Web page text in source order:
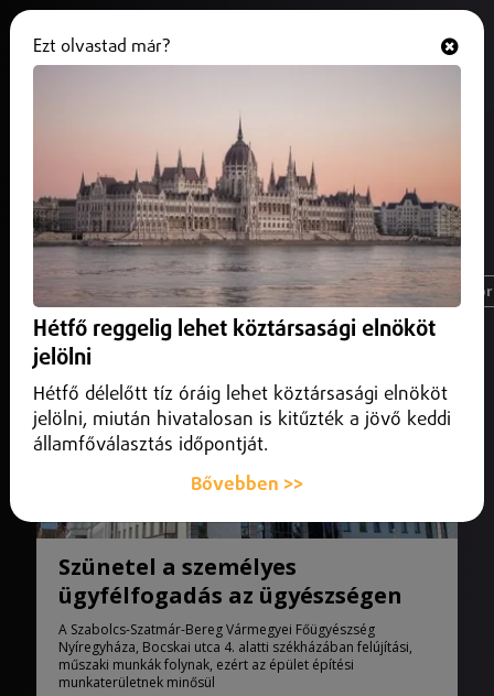
#ügyészség
Magyarország Nyíregyháza Üzlet
Szünetel a személyes
ügyfélfogadás az ügyészségen
A Szabolcs-Szatmár-Bereg Vármegyei Főügyészség
Nyíregyháza, Bocskai utca 4. alatti székházában felújítási,
műszaki munkák folynak, ezért az épület építési
munkaterületnek minősül
Ezt olvastad már?
Hétfő reggelig lehet köztársasági elnököt
jelölni
Hétfő délelőtt tíz óráig lehet köztársasági elnököt
jelölni, miután hivatalosan is kitűzték a jövő keddi
államfőválasztás időpontját.
Bővebben >>